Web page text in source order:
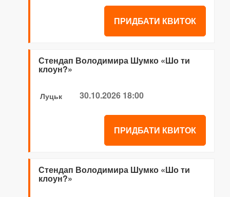
ПРИДБАТИ КВИТОК
Стендап Володимира Шумко «Шо ти
клоун?»
Луцьк 30.10.2026 18:00
ПРИДБАТИ КВИТОК
Стендап Володимира Шумко «Шо ти
клоун?»